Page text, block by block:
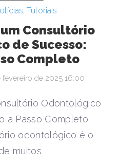
, Tutoriais
Consultório
de Sucesso:
Completo
fevereiro de 2025 16:00
Odontológico
a Passo Completo
odontológico é o
muitos